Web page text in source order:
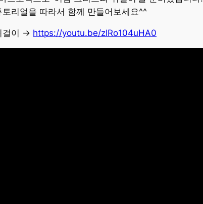
리얼을 따라서 함께 만들어보세요^^
걸이 → https://youtu.be/zlRo104uHA0